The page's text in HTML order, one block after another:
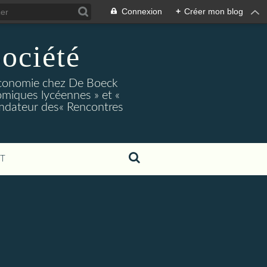
Connexion + Créer mon blog
chez De Boeck
lycéennes » et «
des« Rencontres